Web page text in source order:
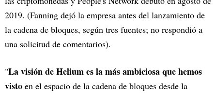
2019. (Fanning dejó la empresa antes del lanzamiento de
la cadena de bloques, según tres fuentes; no respondió a
una solicitud de comentarios).
"La visión de Helium es la más ambiciosa que hemos
visto en el espacio de la cadena de bloques desde la